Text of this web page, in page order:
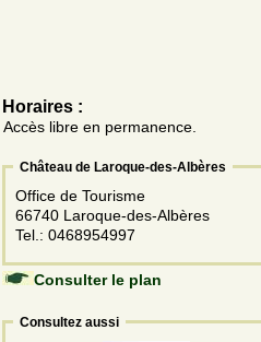
Horaires :
Accès libre en permanence.
Château de Laroque-des-Albères
Office de Tourisme
66740 Laroque-des-Albères
Tel.: 0468954997
Consulter le plan
Consultez aussi